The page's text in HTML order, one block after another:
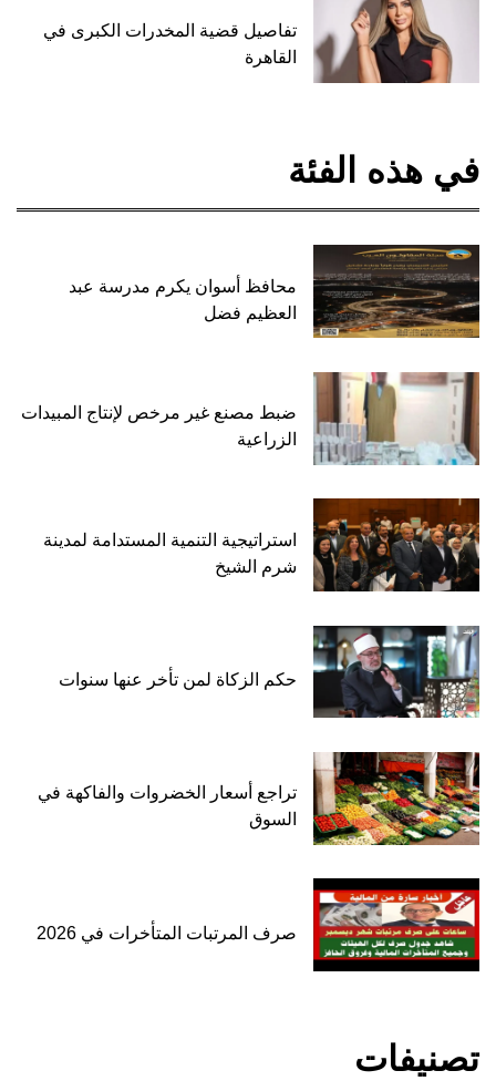
تفاصيل قضية المخدرات الكبرى في
القاهرة
في هذه الفئة
محافظ أسوان يكرم مدرسة عبد
العظيم فضل
ضبط مصنع غير مرخص لإنتاج المبيدات
الزراعية
استراتيجية التنمية المستدامة لمدينة
شرم الشيخ
حكم الزكاة لمن تأخر عنها سنوات
تراجع أسعار الخضروات والفاكهة في
السوق
صرف المرتبات المتأخرات في 2026
تصنيفات